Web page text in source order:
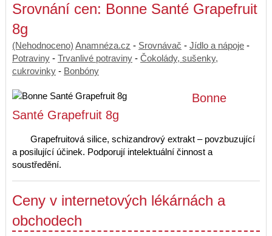
Srovnání cen: Bonne Santé Grapefruit
8g
(Nehodnoceno) Anamnéza.cz - Srovnávač - Jídlo a nápoje -
Potraviny - Trvanlivé potraviny - Čokolády, sušenky,
cukrovinky - Bonbóny
Bonne
Santé Grapefruit 8g
Grapefruitová silice, schizandrový extrakt – povzbuzující
a posilující účinek. Podporují intelektuální činnost a
soustředění.
Ceny v internetových lékárnách a
obchodech